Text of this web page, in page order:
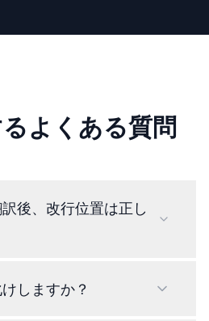
よくある質問
後、改行位置は正し
しますか？